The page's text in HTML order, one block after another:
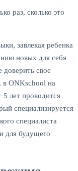
раз, сколько это
завлекая ребенка
новых для себя
доверить свое
ONKschool на
5 лет проводится
специализируется
специалиста
для будущего